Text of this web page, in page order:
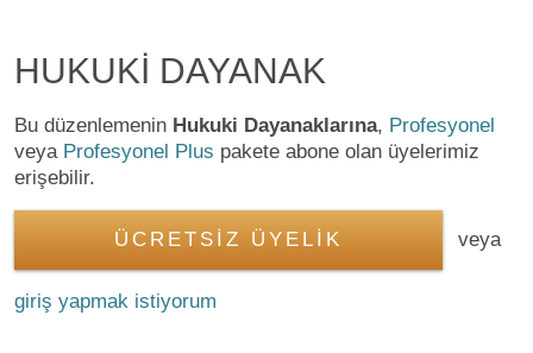
HUKUKİ DAYANAK
Bu düzenlemenin Hukuki Dayanaklarına, Profesyonel
veya Profesyonel Plus pakete abone olan üyelerimiz
erişebilir.
ÜCRETSİZ ÜYELİK veya
giriş yapmak istiyorum